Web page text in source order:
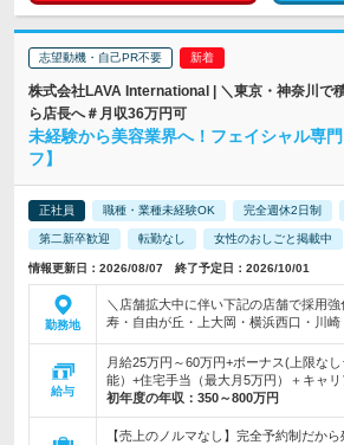
志望動機・自己PR不要
株式会社LAVA International | ＼東京・神奈川で
ら店長へ＃月収36万円可
未経験から美容業界へ！フェイシャル専
フ】
正社員 職種・業種未経験OK 完全週休2日制
第二新卒歓迎 転勤なし 女性のおしごと掲載中
情報更新日：2026/08/07 終了予定日：2026/10/01
勤務地
＼店舗拡大中に伴い下記の店舗で採用
寿・自由が丘・上大岡・横浜西口・川崎
給与
月給25万円～60万円+ボーナス(上限な
能）+住宅手当（最大月5万円）＋キャリ
初年度の年収： 350～800万円
【売上のノルマなし】完全予約制だか